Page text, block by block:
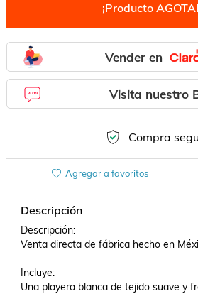
¡Producto
Vender en
Visita nuestro
Compra
Agregar a favoritos
Descripción
Descripción:
Venta directa de fábrica hecho en
Incluye:
Una playera blanca de tejido suave y